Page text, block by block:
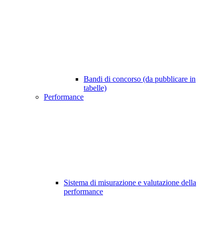
Bandi di concorso (da pubblicare in
tabelle)
Performance
Sistema di misurazione e valutazione della
performance